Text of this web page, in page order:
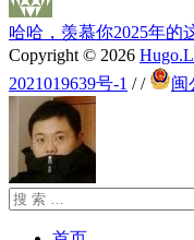
哈哈，羡慕你2025年的
Copyright © 2026
2021019639号-1 // 闽
搜